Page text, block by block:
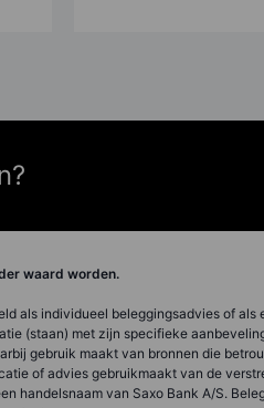
waard worden.
als individueel beleggingsadvies of
(staan) met zijn specifieke
gebruik maakt van bronnen die
of advies gebruikmaakt van de
handelsnaam van Saxo Bank A/S.